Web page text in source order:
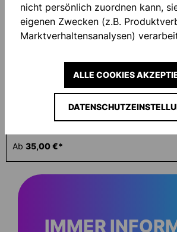
ESSENTIAL POLO SHIRT DAMEN
Ab 35,00 €*
IMMER
nicht persönlich zuordnen kann,
eigenen Zwecken (z.B.
Marktverhaltensanalysen)
ALLE COOKIES